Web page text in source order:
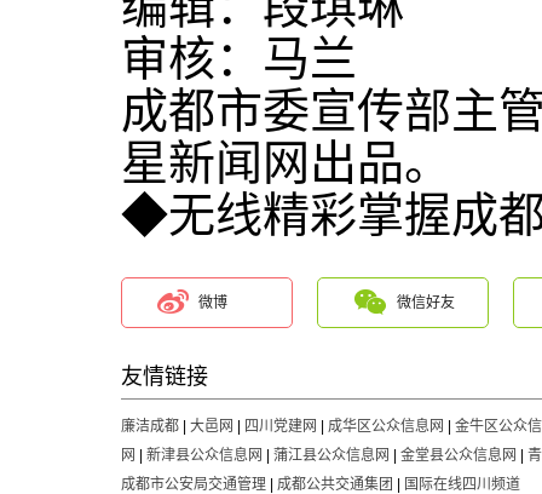
审核：马兰
成都市委宣传部主
星新闻网出品。
◆无线精彩掌握成
微博 微信好友
友情链接
廉洁成都 大邑网 四川党建网 成华区公众信息网
金牛区公众
网
新津县公众信息网 蒲江县公众信息网 金堂县公众信息网
成都市公安局交通管理
成都公共交通集团 国际在线四川频道